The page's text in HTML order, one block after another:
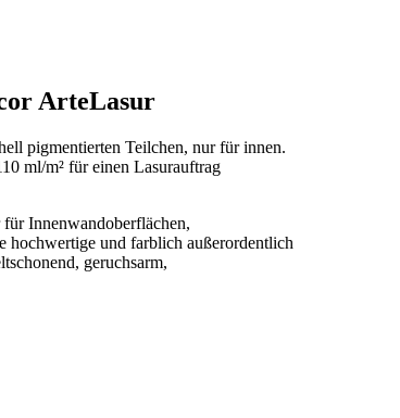
ArteLasur
pigmentierten Teilchen, nur für innen.
ml/m² für einen Lasurauftrag
Innenwandoberflächen,
hochwertige und farblich außerordentlich
geruchsarm,